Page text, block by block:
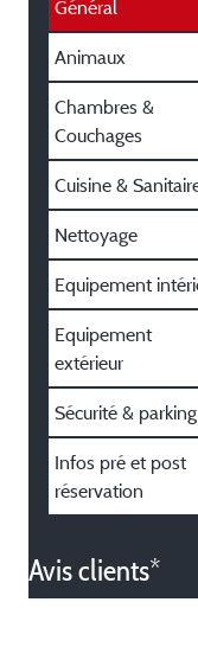
Général
Animaux
Chambres &
Couchages
Cuisine &
Nettoyage
Equipement
Equipement
extérieur
Sécurité & parking
Infos pré et post
réservation
Avis clients*